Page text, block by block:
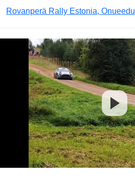
Rovanperä Rally Estonia, Onueedu